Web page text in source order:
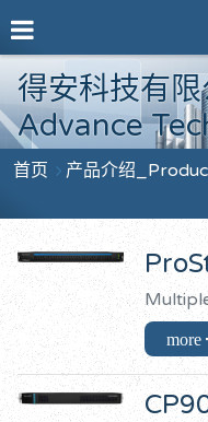
得安科技有
Advance
首页 产品介绍